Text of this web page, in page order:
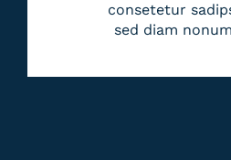
consetetur
sed diam